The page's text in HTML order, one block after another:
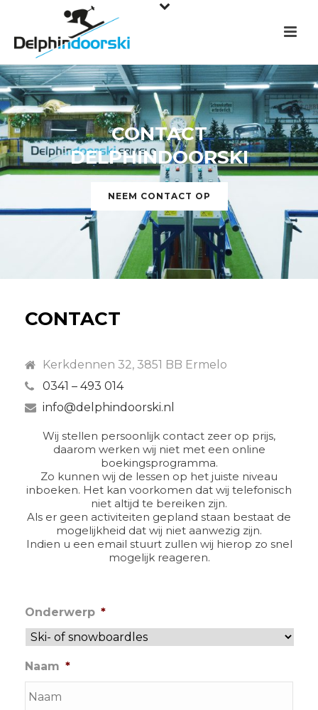
CONTACT
DELPHINDOORSKI
NEEM CONTACT OP
CONTACT
Kerkdennen 32, 3851 BB Ermelo
0341 – 493 014
info@delphindoorski.nl
Wij stellen persoonlijk contact zeer op prijs,
daarom werken wij niet met een online
boekingsprogramma.
Zo kunnen wij de lessen op het juiste niveau
inboeken. Het kan voorkomen dat wij telefonisch
niet altijd te bereiken zijn.
Als er geen activiteiten gepland staan bestaat de
mogelijkheid dat wij niet aanwezig zijn.
Indien u een email stuurt zullen wij hierop zo snel
mogelijk reageren.
Onderwerp *
Naam *